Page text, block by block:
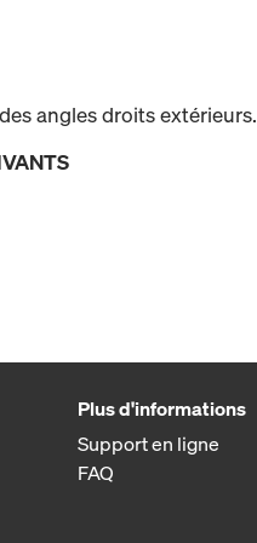
angles droits extérieurs.
Plus d'informations
Support en ligne
FAQ